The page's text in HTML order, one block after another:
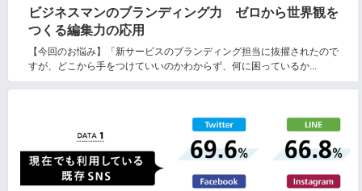
ビジネスマンのブランディング力 ゼロから世界観を
つくる編集力の応用
【今回のお悩み】「新サービスのブランディング担当に抜擢されたので
すが、どこから手をつけていいのかわからず、何に困っているか...